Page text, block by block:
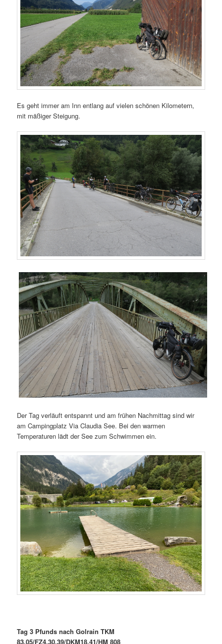
Es geht immer am Inn entlang auf vielen schönen Kilometern,
mit mäßiger Steigung.
Der Tag verläuft entspannt und am frühen Nachmittag sind wir
am Campingplatz Via Claudia See. Bei den warmen
Temperaturen lädt der See zum Schwimmen ein.
Tag 3 Pfunds nach Golrain TKM
83.05/FZ4.30.39/DKM18.41/HM 808